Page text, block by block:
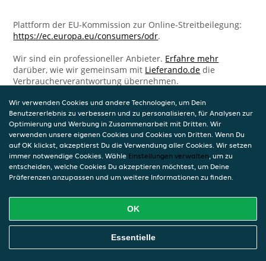
Plattform der EU-Kommission zur Online-Streitbeilegung:
https://ec.europa.eu/consumers/odr.
Wir sind ein professioneller Anbieter. Erfahre mehr
darüber, wie wir gemeinsam mit Lieferando.de die
Verbraucherverantwortung übernehmen.
Wir verwenden Cookies und andere Technologien, um Dein
Benutzererlebnis zu verbessern und zu personalisieren, für Analysen zur
Optimierung und Werbung in Zusammenarbeit mit Dritten. Wir
verwenden unsere eigenen Cookies und Cookies von Dritten. Wenn Du
auf OK klickst, akzeptierst Du die Verwendung aller Cookies. Wir setzen
immer notwendige Cookies. Wähle Einstellungen verwalten, um zu
entscheiden, welche Cookies Du akzeptieren möchtest, um Deine
Präferenzen anzupassen und um weitere Informationen zu finden.
OK
Essentielle